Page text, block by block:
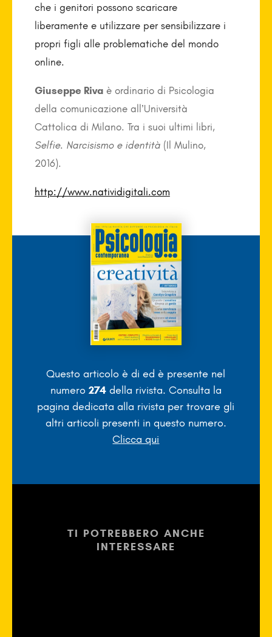
che i genitori possono scaricare
liberamente e utilizzare per sensibilizzare i
propri figli alle problematiche del mondo
online.
Giuseppe Rivaè ordinario di Psicologia
della comunicazione all’Università
Cattolica di Milano. Tra i suoi ultimi libri,
Selfie. Narcisismo e identità(Il Mulino,
2016).
http://www.natividigitali.com
Questo articolo è died è presente nel
numero 274della rivista. Consulta la
pagina dedicata alla rivista per trovare gli
altri articoli presenti in questo numero.
Clicca qui
TI POTREBBERO ANCHE
INTERESSARE